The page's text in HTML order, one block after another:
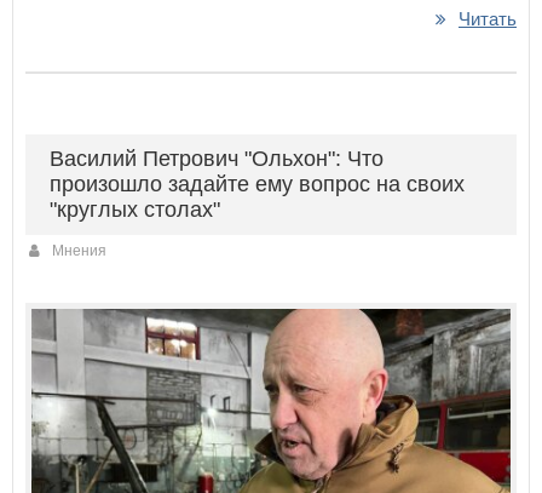
Читать
Василий Петрович "Ольхон": Что
произошло задайте ему вопрос на своих
"круглых столах"
Мнения